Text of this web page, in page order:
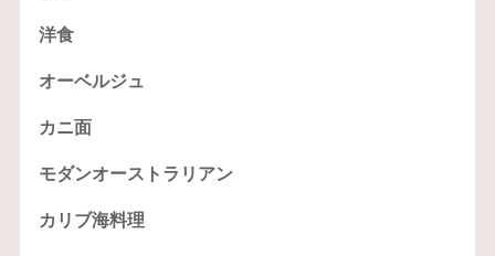
洋食
オーベルジュ
カニ面
モダンオーストラリアン
カリブ海料理